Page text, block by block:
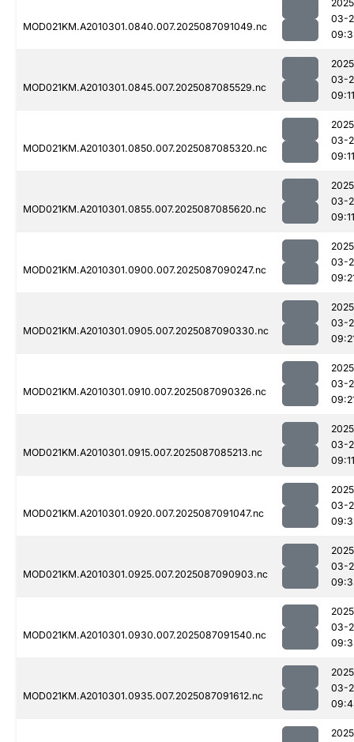
MOD021KM.A2010301.0840.007.2025087091049.nc
03-
MOD021KM.A2010301.0845.007.2025087085529.nc
03-
09:11
MOD021KM.A2010301.0850.007.2025087085320.nc
03-
09:11
MOD021KM.A2010301.0855.007.2025087085620.nc
03-
09:11
MOD021KM.A2010301.0900.007.2025087090247.nc
03-
MOD021KM.A2010301.0905.007.2025087090330.nc
03-
MOD021KM.A2010301.0910.007.2025087090326.nc
03-
MOD021KM.A2010301.0915.007.2025087085213.nc
03-
09:11
MOD021KM.A2010301.0920.007.2025087091047.nc
03-
MOD021KM.A2010301.0925.007.2025087090903.nc
03-
MOD021KM.A2010301.0930.007.2025087091540.nc
03-
MOD021KM.A2010301.0935.007.2025087091612.nc
03-